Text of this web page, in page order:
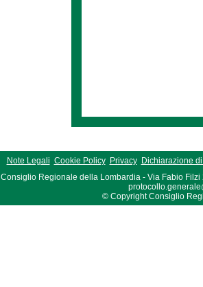
Note Legali Cookie Policy Privacy
Dichiarazione
Consiglio Regionale della Lombardia - Via Fabio Filzi
© Copyright Consiglio